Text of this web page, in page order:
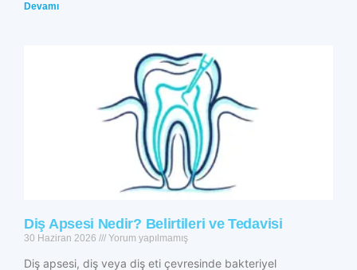
Devamı
Diş Apsesi Nedir? Belirtileri ve Tedavisi
30 Haziran 2026 Yorum yapılmamış
Diş apsesi, diş veya diş eti çevresinde bakteriyel